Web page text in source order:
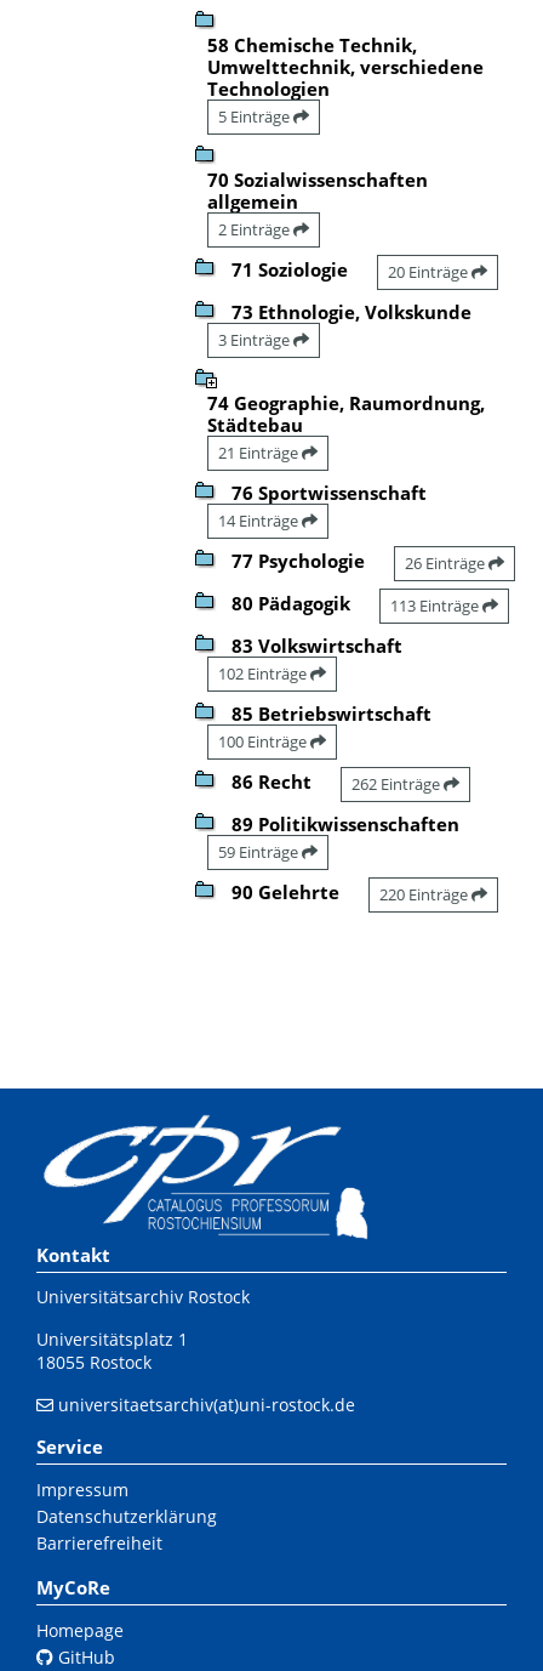
58 Chemische Technik,
Umwelttechnik, verschiedene
Technologien
5 Einträge
70 Sozialwissenschaften
allgemein
2 Einträge
71 Soziologie 20 Einträge
73 Ethnologie, Volkskunde
3 Einträge
74 Geographie, Raumordnung,
Städtebau
21 Einträge
76 Sportwissenschaft
14 Einträge
77 Psychologie 26 Einträge
80 Pädagogik 113 Einträge
83 Volkswirtschaft
102 Einträge
85 Betriebswirtschaft
100 Einträge
86 Recht 262 Einträge
89 Politikwissenschaften
59 Einträge
90 Gelehrte 220 Einträge
Kontakt
Universitätsarchiv Rostock
Universitätsplatz 1
18055 Rostock
universitaetsarchiv(at)uni-rostock.de
Service
Impressum
Datenschutzerklärung
Barrierefreiheit
MyCoRe
Homepage
GitHub